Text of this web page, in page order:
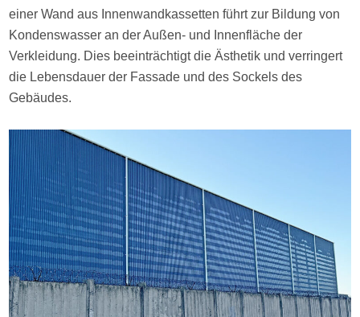
einer Wand aus Innenwandkassetten führt zur Bildung von
Kondenswasser an der Außen- und Innenfläche der
Verkleidung. Dies beeinträchtigt die Ästhetik und verringert
die Lebensdauer der Fassade und des Sockels des
Gebäudes.